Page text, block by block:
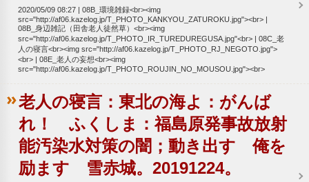
2020/05/09 08:27
08B_環境雑録<br><img
src="http://af06.kazelog.jp/T_PHOTO_KANKYOU_ZATUROKU.jpg"><br>
08B_身辺雑記（田舎老人徒然草）<br><img
src="http://af06.kazelog.jp/T_PHOTO_IR_TUREDUREGUSA.jpg"<br>
08C_老
人の寝言<br><img src="http://af06.kazelog.jp/T_PHOTO_RJ_NEGOTO.jpg">
<br>
08E_老人の妄想<br><img
src="http://af06.kazelog.jp/T_PHOTO_ROUJIN_NO_MOUSOU.jpg"><br>
老人の寝言：東北の海よ：がんば
れ！ ふくしま：福島原発事故放射
能汚染水対策の闇；動き出す 俺を
励ます 雪赤城。20191224。